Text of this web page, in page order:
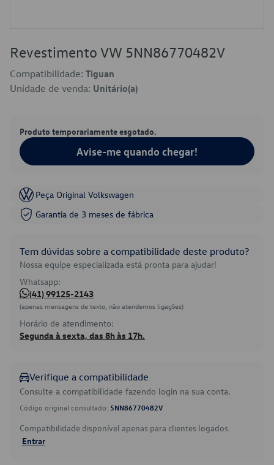
Revestimento VW 5NN86770482V
Compatibilidade: Tiguan
Unidade de venda: Unitário(a)
Produto temporariamente esgotado.
Avise-me quando chegar!
Peça Original Volkswagen
Garantia de 3 meses de fábrica
Tem dúvidas sobre a compatibilidade deste produto?
Nossa equipe especializada está pronta para ajudar!
Whatsapp:
(41) 99125-2143
(apenas mensagens de texto, não atendemos ligações)
Horário de atendimento:
Segunda à sexta, das 8h às 17h.
Verifique a compatibilidade
Consulte a compatibilidade fazendo login na sua conta.
Código original consultado: 5NN86770482V
Compatibilidade disponível apenas para clientes logados.
Entrar